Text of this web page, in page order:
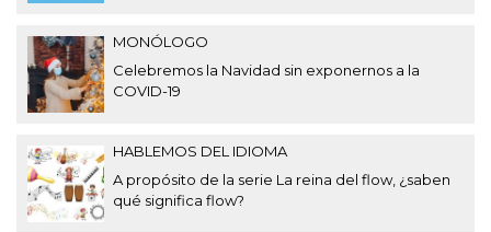
MONÓLOGO
Celebremos la Navidad sin exponernos a la
COVID-19
HABLEMOS DEL IDIOMA
A propósito de la serie La reina del flow, ¿saben
qué significa flow?